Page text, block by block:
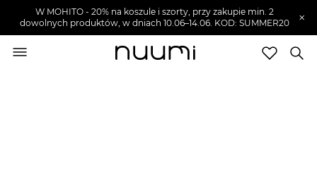
W MOHITO - 20% na koszule i szorty, przy zakupie min. 2
dowolnych produktów, w dniach 10.06–14.06. KOD: SUMMER20
×